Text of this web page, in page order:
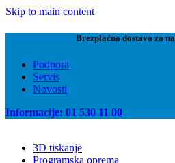
Skip to main content
Brezplačna dostava za
Podpora
Servis
Novosti
Informacije: 01 530 11 00
3D tiskanje
Programska oprema